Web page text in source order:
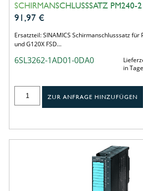
SCHIRMANSCHLUSSSATZ PM240-
91,97 €
Ersatzteil: SINAMICS Schirmanschlusssatz für
und G120X FSD…
6SL3262-1AD01-0DA0
in
ZUR ANFRAGE HINZUFÜGEN